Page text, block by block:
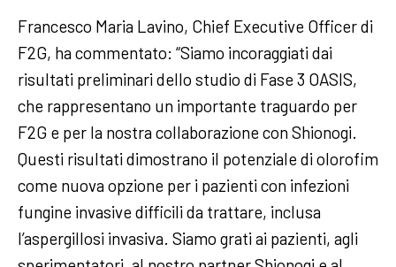
Francesco Maria Lavino, Chief Executive Officer di
F2G, ha commentato: “Siamo incoraggiati dai
risultati preliminari dello studio di Fase 3 OASIS,
che rappresentano un importante traguardo per
F2G e per la nostra collaborazione con Shionogi.
Questi risultati dimostrano il potenziale di olorofim
come nuova opzione per i pazienti con infezioni
fungine invasive difficili da trattare, inclusa
l’aspergillosi invasiva. Siamo grati ai pazienti, agli